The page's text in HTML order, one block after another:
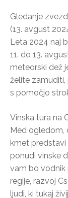
Gledanje
(13. avgust
Leta 2024 naj
11. do 13.
meteorski dež
želite zamuditi,
s pomočjo
Vinska tura na
Med ogledom,
kmet
ponudi vinske
vam bo vodnik
regije, razvoj
ljudi, ki tukaj